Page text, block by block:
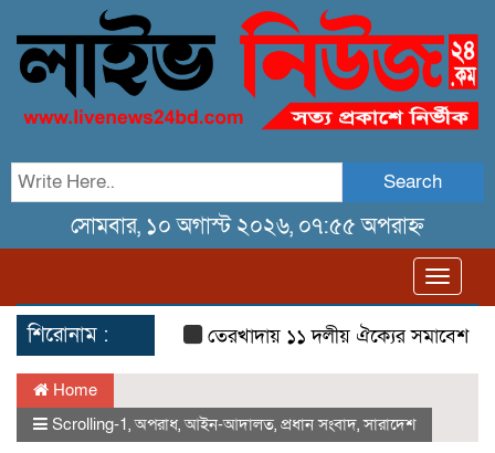
Search
সোমবার, ১০ অগাস্ট ২০২৬, ০৭:৫৫ অপরাহ্ন
শিরোনাম : তেরখাদায় ১১ দলীয় ঐক্যের সমাবেশ ও গণ
Home
Scrolling-1,অপরাধ,আইন-আদালত, প্রধান সংবাদ,সারাদেশ